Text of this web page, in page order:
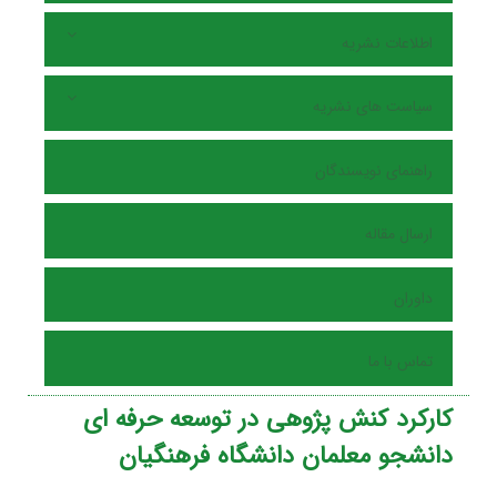
اطلاعات نشریه
سیاست های نشریه
راهنمای نویسندگان
ارسال مقاله
داوران
تماس با ما
کارکرد کنش پژوهی در توسعه حرفه ای
دانشجو معلمان دانشگاه فرهنگیان